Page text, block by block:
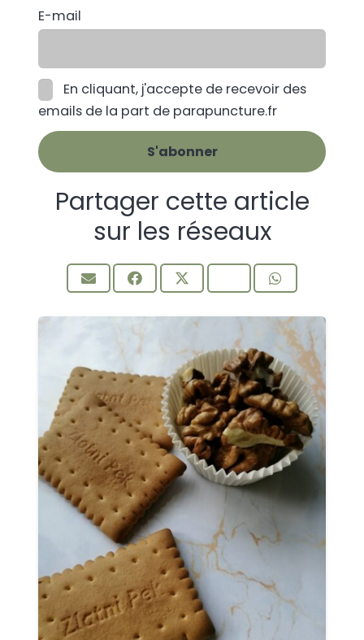
E-mail
En cliquant, j'accepte de recevoir des
emails de la part de parapuncture.fr
Partager cette article
sur les réseaux